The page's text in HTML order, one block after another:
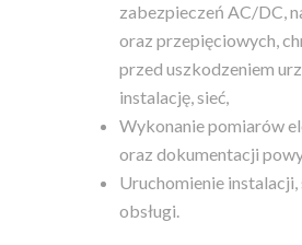
zabezpieczeń AC/DC,
oraz przepięciowych,
przed uszkodzeniem
instalację, sieć,
Wykonanie pomiarów
oraz dokumentacji
Uruchomienie
obsługi.